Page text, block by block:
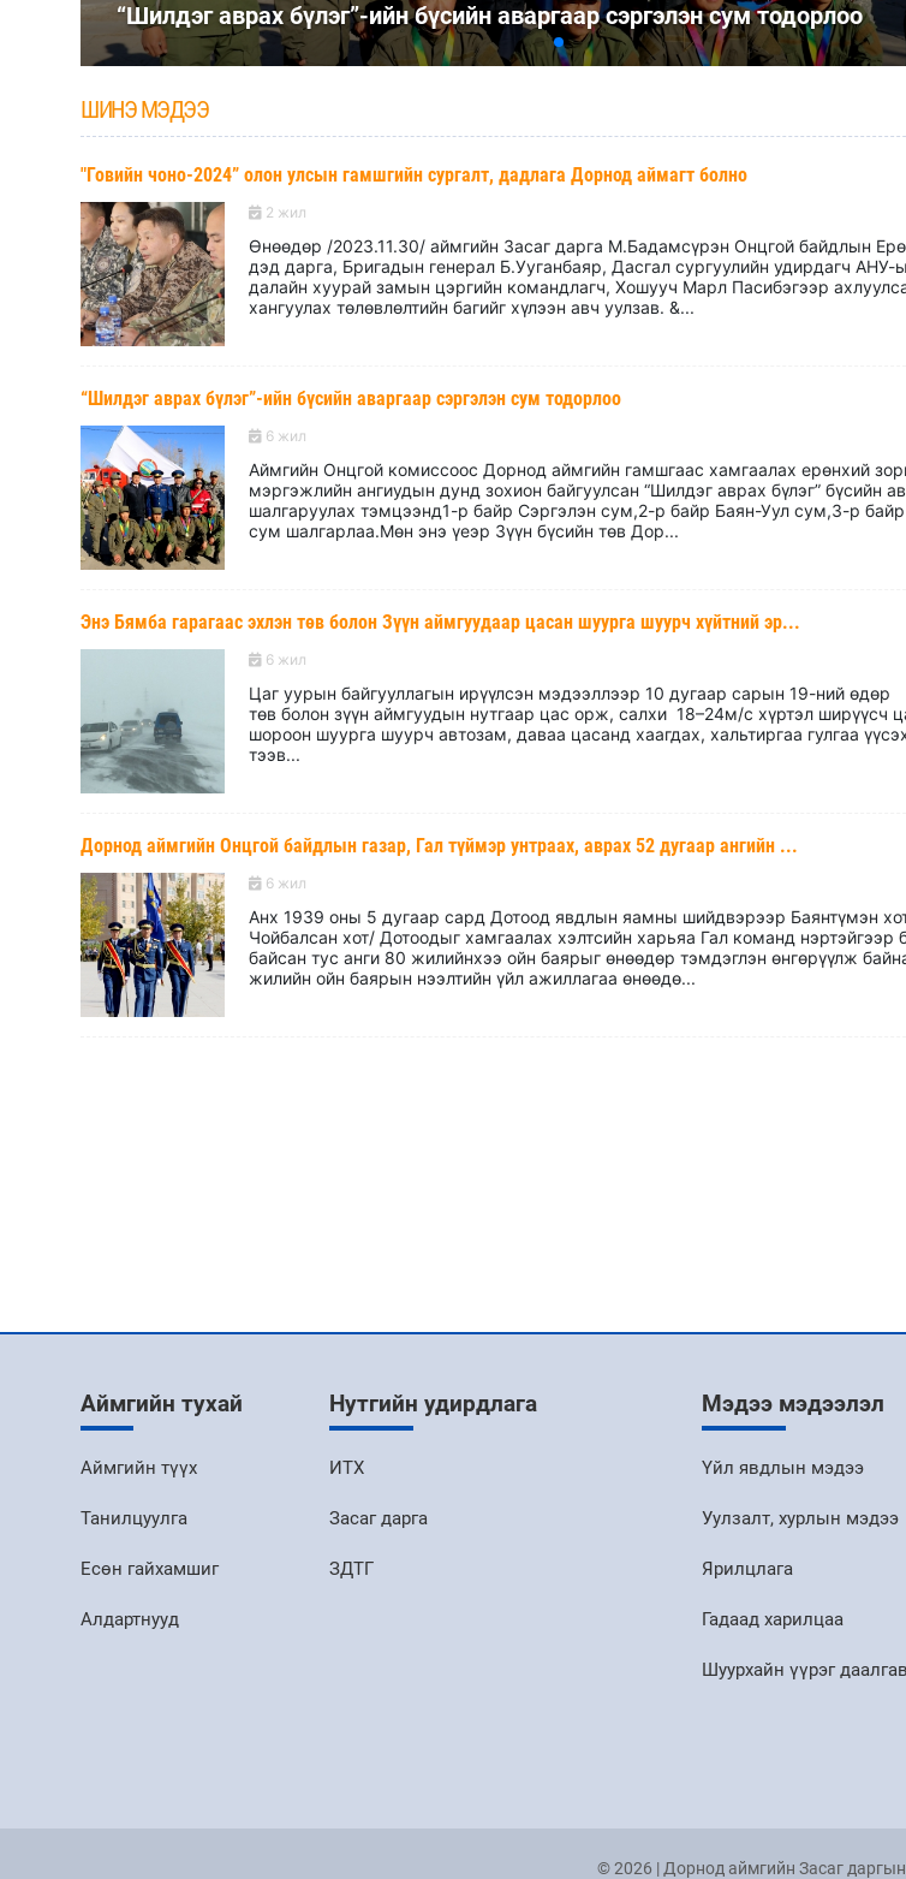
“Шилдэг аврах бүлэг”-ийн бүсийн аваргаар сэргэлэн сум тодорлоо
ШИНЭ МЭДЭЭ
"Говийн чоно-2024” олон улсын гамшгийн сургалт, дадлага Дорнод аймагт болно
2 жил
Өнөөдөр /2023.11.30/ аймгийн Засаг дарга М.Бадамсүрэн Онцгой байдлын
дэд дарга, Бригадын генерал Б.Ууганбаяр, Дасгал сургуулийн удирдагч
далайн хуурай замын цэргийн командлагч, Хошууч Марл Пасибэгээр
хангуулах төлөвлөлтийн багийг хүлээн авч уулзав. &...
“Шилдэг аврах бүлэг”-ийн бүсийн аваргаар сэргэлэн сум тодорлоо
6 жил
Аймгийн Онцгой комиссоос Дорнод аймгийн гамшгаас хамгаалах ерөнхий
мэргэжлийн ангиудын дунд зохион байгуулсан “Шилдэг аврах бүлэг” бүсийн
шалгаруулах тэмцээнд1-р байр Сэргэлэн сум,2-р байр Баян-Уул сум,3-р
сум шалгарлаа.Мөн энэ үеэр Зүүн бүсийн төв Дор...
Энэ Бямба гарагаас эхлэн төв болон Зүүн аймгуудаар цасан шуурга шуурч хүйтний эр...
6 жил
Цаг уурын байгууллагын ирүүлсэн мэдээллээр 10 дугаар сарын 19-ний өдөр
төв болон зүүн аймгуудын нутгаар цас орж, салхи 18–24м/с хүртэл ширүүсч
шороон шуурга шуурч автозам, даваа цасанд хаагдах, хальтиргаа гулгаа
тээв...
Дорнод аймгийн Онцгой байдлын газар, Гал түймэр унтраах, аврах 52 дугаар ангийн ...
6 жил
Анх 1939 оны 5 дугаар сард Дотоод явдлын яамны шийдвэрээр Баянтүмэн
Чойбалсан хот/ Дотоодыг хамгаалах хэлтсийн харьяа Гал команд нэртэйгээр
байсан тус анги 80 жилийнхээ ойн баярыг өнөөдөр тэмдэглэн өнгөрүүлж
жилийн ойн баярын нээлтийн үйл ажиллагаа өнөөдө...
Аймгийн тухай
Аймгийн түүх
Танилцуулга
Есөн гайхамшиг
Алдартнууд
Нутгийн удирдлага
ИТХ
Засаг дарга
ЗДТГ
Мэдээ мэдээлэл
Үйл явдлын мэдээ
Уулзалт, хурлын мэдээ
Ярилцлага
Гадаад харилцаа
Шуурхайн үүрэг
© 2026 | Дорнод аймгийн Засаг